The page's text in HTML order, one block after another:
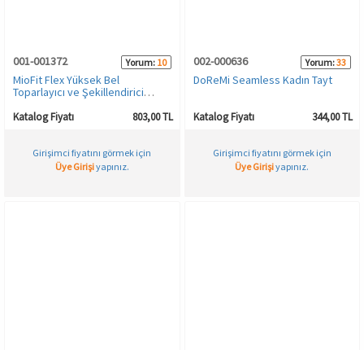
001-001372 Yorum: 10
MioFit Flex Yüksek Bel
Toparlayıcı ve Şekillendirici
Seamless Kadın Spor Tayt
Katalog Fiyatı 803,00 TL
Girişimci fiyatını görmek için
Üye Girişiyapınız.
002-000636 Yorum:33
DoReMi Seamless Kadın Tayt
Katalog Fiyatı 344,00 TL
Girişimci fiyatını görmek için
Üye Girişiyapınız.